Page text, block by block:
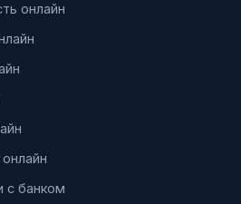
онлайн
с банком